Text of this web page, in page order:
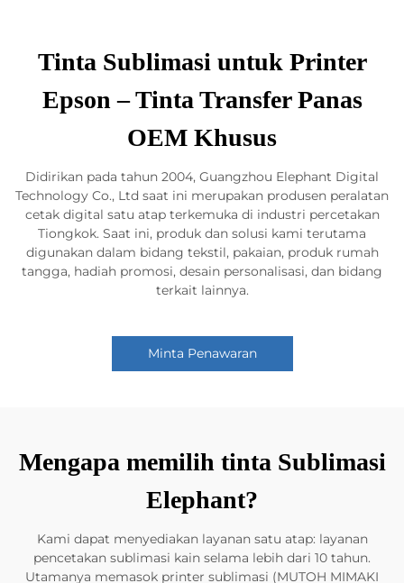
Tinta Sublimasi untuk Printer
Epson – Tinta Transfer Panas
OEM Khusus
Didirikan pada tahun 2004, Guangzhou Elephant Digital
Technology Co., Ltd saat ini merupakan produsen peralatan
cetak digital satu atap terkemuka di industri percetakan
Tiongkok. Saat ini, produk dan solusi kami terutama
digunakan dalam bidang tekstil, pakaian, produk rumah
tangga, hadiah promosi, desain personalisasi, dan bidang
terkait lainnya.
Minta Penawaran
Mengapa memilih tinta Sublimasi
Elephant?
Kami dapat menyediakan layanan satu atap: layanan
pencetakan sublimasi kain selama lebih dari 10 tahun.
Utamanya memasok printer sublimasi (MUTOH MIMAKI